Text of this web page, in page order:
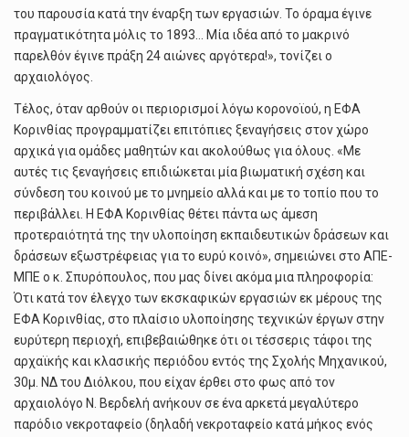
του παρουσία κατά την έναρξη των εργασιών. Το όραμα έγινε
πραγματικότητα μόλις το 1893… Μία ιδέα από το μακρινό
παρελθόν έγινε πράξη 24 αιώνες αργότερα!», τονίζει ο
αρχαιολόγος.
Τέλος, όταν αρθούν οι περιορισμοί λόγω κορονοϊού, η ΕΦΑ
Κορινθίας προγραμματίζει επιτόπιες ξεναγήσεις στον χώρο
αρχικά για ομάδες μαθητών και ακολούθως για όλους. «Με
αυτές τις ξεναγήσεις επιδιώκεται μία βιωματική σχέση και
σύνδεση του κοινού με το μνημείο αλλά και με το τοπίο που το
περιβάλλει. Η ΕΦΑ Κορινθίας θέτει πάντα ως άμεση
προτεραιότητά της την υλοποίηση εκπαιδευτικών δράσεων και
δράσεων εξωστρέφειας για το ευρύ κοινό», σημειώνει στο ΑΠΕ-
ΜΠΕ ο κ. Σπυρόπουλος, που μας δίνει ακόμα μια πληροφορία:
Ότι κατά τον έλεγχο των εκσκαφικών εργασιών εκ μέρους της
ΕΦΑ Κορινθίας, στο πλαίσιο υλοποίησης τεχνικών έργων στην
ευρύτερη περιοχή, επιβεβαιώθηκε ότι οι τέσσερις τάφοι της
αρχαϊκής και κλασικής περιόδου εντός της Σχολής Μηχανικού,
30μ. ΝΔ του Διόλκου, που είχαν έρθει στο φως από τον
αρχαιολόγο Ν. Βερδελή ανήκουν σε ένα αρκετά μεγαλύτερο
παρόδιο νεκροταφείο (δηλαδή νεκροταφείο κατά μήκος ενός